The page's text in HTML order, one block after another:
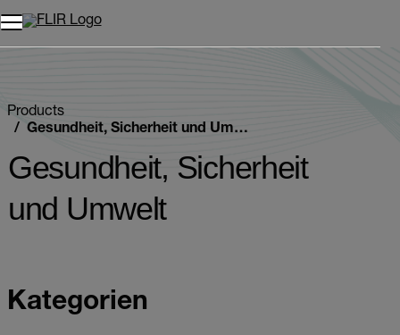
Unread messages
Entfernen
Elemente
Element
In den Warenkorb
Im Warenkorb
Products
Gesundheit, Sicherheit und Umwelt
Gesundheit, Sicherheit
und Umwelt
Kategorien